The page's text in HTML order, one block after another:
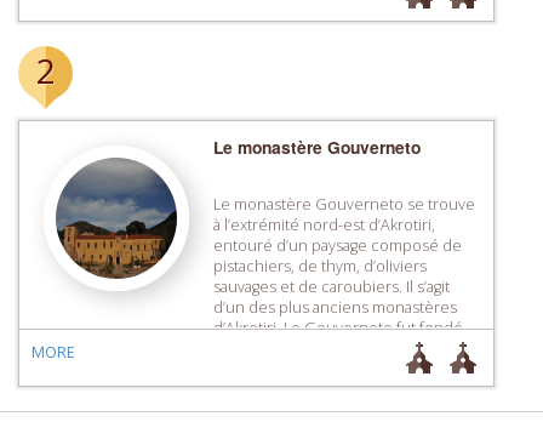
2
Le monastère Gouverneto
Le monastère Gouverneto se trouve
à l’extrémité nord-est d’Akrotiri,
entouré d’un paysage composé de
pistachiers, de thym, d’oliviers
sauvages et de caroubiers. Il s’agit
d’un des plus anciens monastères
d’Akrotiri. Le Gouverneto fut fondé
au 11e siècle et détruit, suite à un
incendie, avant 1765. La page la plus
sanglante de son histoire fut écrite
[…]
MORE